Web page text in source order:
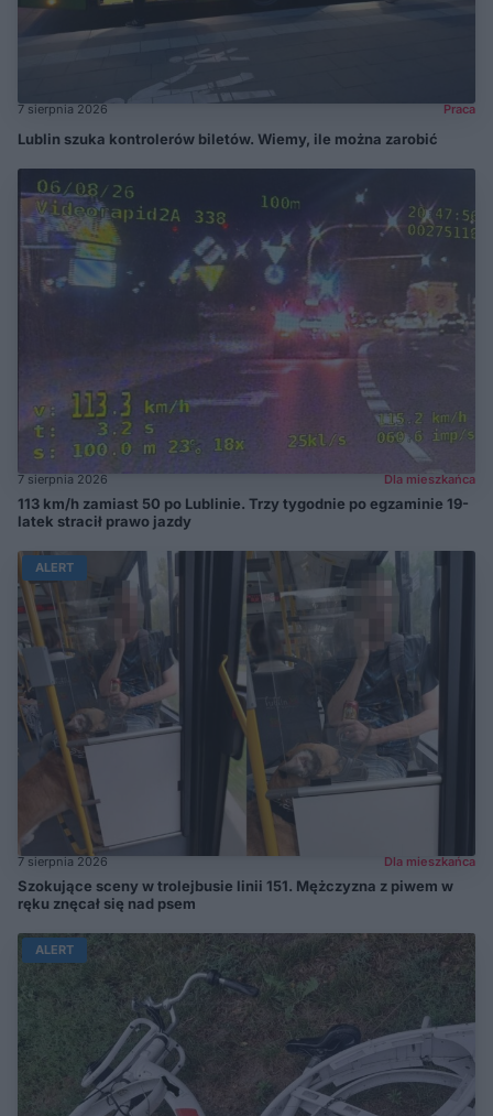
7 sierpnia 2026 Praca
Lublin szuka kontrolerów biletów. Wiemy, ile można zarobić
7 sierpnia 2026 Dla mieszkańca
113 km/h zamiast 50 po Lublinie. Trzy tygodnie po egzaminie 19-
latek stracił prawo jazdy
ALERT
7 sierpnia 2026 Dla mieszkańca
Szokujące sceny w trolejbusie linii 151. Mężczyzna z piwem w
ręku znęcał się nad psem
ALERT